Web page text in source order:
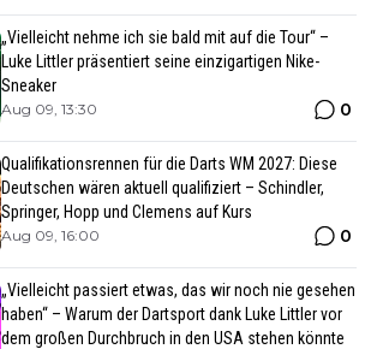
„Vielleicht nehme ich sie bald mit auf die Tour“ –
Luke Littler präsentiert seine einzigartigen Nike-
Sneaker
Aug 09, 13:30 0
Qualifikationsrennen für die Darts WM 2027: Diese
Deutschen wären aktuell qualifiziert – Schindler,
Springer, Hopp und Clemens auf Kurs
Aug 09, 16:00 0
„Vielleicht passiert etwas, das wir noch nie gesehen
haben“ – Warum der Dartsport dank Luke Littler vor
dem großen Durchbruch in den USA stehen könnte